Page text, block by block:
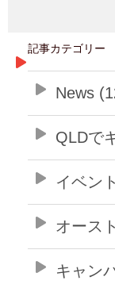
記事カテゴリー
News
QLDで
イベン
オース
キャン